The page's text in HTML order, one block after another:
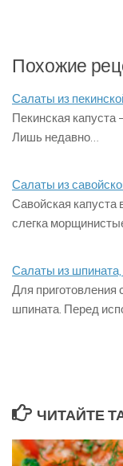
Похожие
Салаты из
Пекинская
Лишь недавно…
Салаты из
Савойская капуста
слегка
Салаты из шпината,
Для приготовления
шпината. Перед
ЧИТАЙТЕ